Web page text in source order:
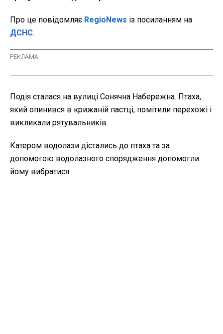
Про це повідомляє RegioNews із посиланням на
ДСНС.
Подія сталася на вулиці Сонячна Набережна. Птаха,
який опинився в крижаній пастці, помітили перехожі і
викликали рятувальників.
Катером водолази дістались до птаха та за
допомогою водолазного спорядження допомогли
йому вибратися.